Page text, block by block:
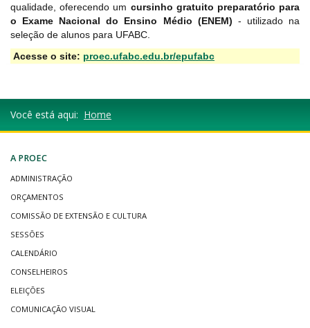
qualidade, oferecendo um cursinho gratuito preparatório para
o Exame Nacional do Ensino Médio (ENEM) - utilizado na
seleção de alunos para UFABC.
Acesse o site: proec.ufabc.edu.br/epufabc
Você está aqui: Home
A PROEC
ADMINISTRAÇÃO
ORÇAMENTOS
COMISSÃO DE EXTENSÃO E CULTURA
SESSÕES
CALENDÁRIO
CONSELHEIROS
ELEIÇÕES
COMUNICAÇÃO VISUAL